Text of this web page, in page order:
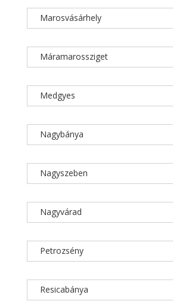
Marosvásárhely
Máramarossziget
Medgyes
Nagybánya
Nagyszeben
Nagyvárad
Petrozsény
Resicabánya